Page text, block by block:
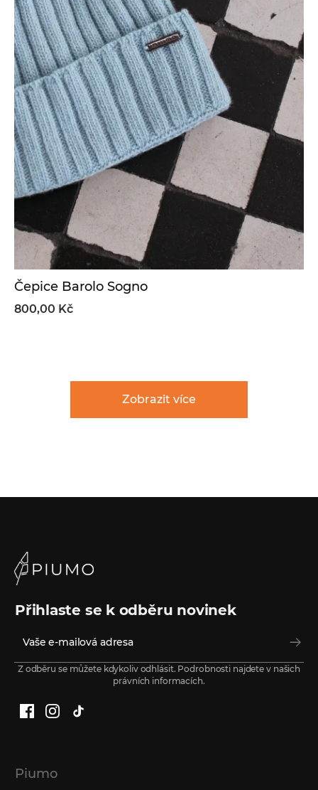
Čepice Barolo Sogno
800,00 Kč
Zobrazit více
Přihlaste se k odběru novinek
Z odběru se můžete kdykoliv odhlásit. Podrobnosti najdete v našich
právních informacích.
Facebook
Instagram
TikTok
Piumo